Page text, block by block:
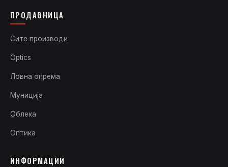
ПРОДАВНИЦА
Сите производи
Optics
Ловна опрема
Муниција
Облека
Оптика
ИНФОРМАЦИИ